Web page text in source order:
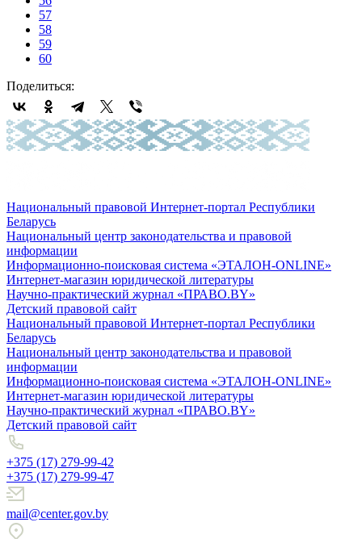
57
58
59
60
Поделиться:
Национальный правовой Интернет-портал Республики
Беларусь
Национальный центр законодательства и правовой
информации
Информационно-поисковая система «ЭТАЛОН-ONLINE»
Интернет-магазин юридической литературы
Научно-практический журнал «ПРАВО.BY»
Детский правовой сайт
Национальный правовой Интернет-портал Республики
Беларусь
Национальный центр законодательства и правовой
информации
Информационно-поисковая система «ЭТАЛОН-ONLINE»
Интернет-магазин юридической литературы
Научно-практический журнал «ПРАВО.BY»
Детский правовой сайт
+375 (17) 279-99-42
+375 (17) 279-99-47
mail@center.gov.by